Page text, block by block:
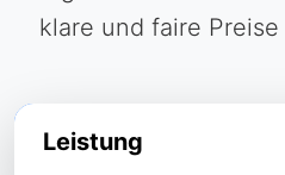
klare und faire
Leistung